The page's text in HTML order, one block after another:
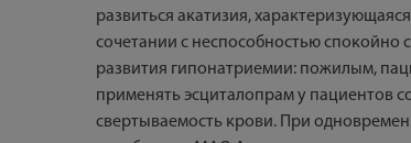
развиться акатизия,
сочетании с неспособностью спокойно
развития гипонатриемии: пожилым,
применять эсциталопрам у пациентов
свертываемость крови. При